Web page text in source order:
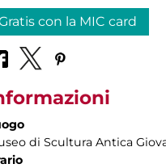
con la MIC card
di Scultura Antica